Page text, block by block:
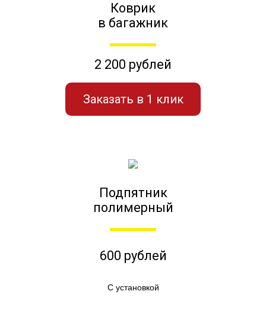
Коврик
в багажник
2 200 рублей
Заказать в 1 клик
Подпятник
полимерный
600 рублей
С установкой